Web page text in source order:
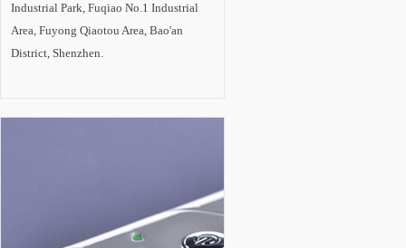
着技术进步的推动和
市场需求的拉动，
Industrial Park, Fuqiao No.1 Industrial
Area, Fuyong Qiaotou Area, Bao'an
District, Shenzhen.